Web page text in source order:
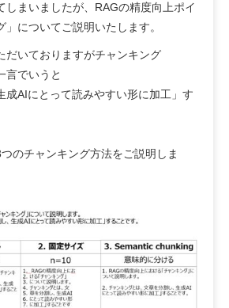
しまいましたが、RAGの精度向上ポイ
についてご説明いたします。
だいておりますがチャンキング
言でいうと
成AIにとって読みやすい形に加工」 す
のチャンキング方法をご説明しま